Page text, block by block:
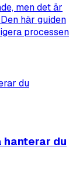
men det är
här guiden
processen
hanterar du